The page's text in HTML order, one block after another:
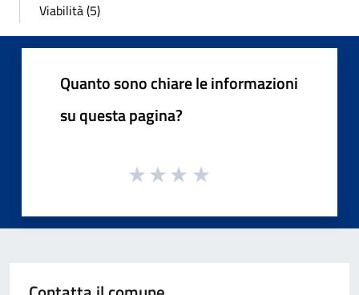
Viabilità (5)
Quanto sono chiare le informazioni
su questa pagina?